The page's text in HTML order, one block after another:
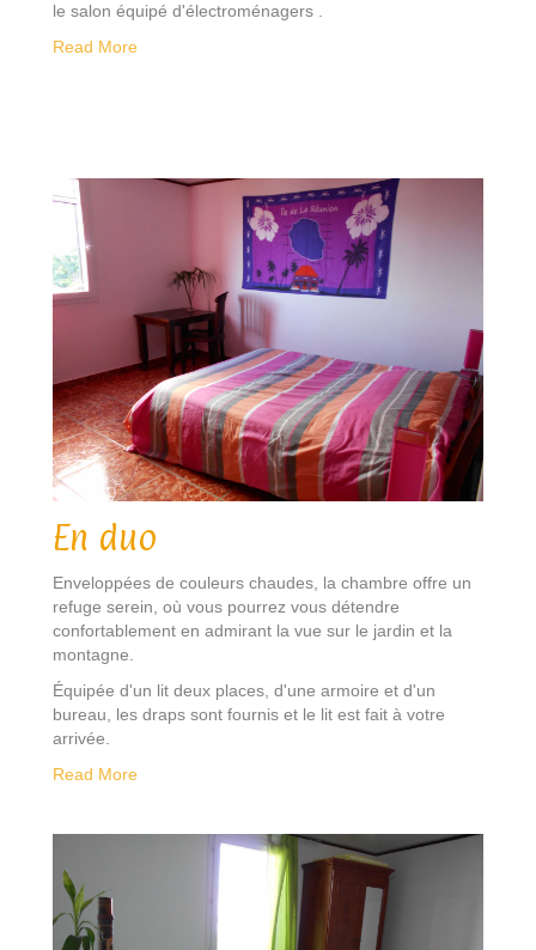
le salon équipé d'électroménagers .
Read More
En duo
Enveloppées de couleurs chaudes, la chambre offre un
refuge serein, où vous pourrez vous détendre
confortablement en admirant la vue sur le jardin et la
montagne.
Équipée d'un lit deux places, d'une armoire et d'un
bureau, les draps sont fournis et le lit est fait à votre
arrivée.
Read More